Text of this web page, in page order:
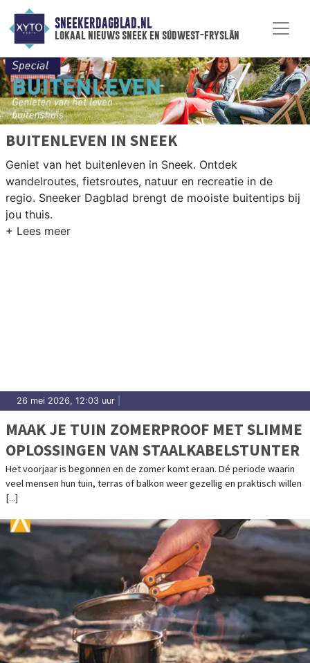
SNEEKERDAGBLAD.NL
lokaal nieuws sneek en súdwest-fryslân
BUITENLEVEN IN SNEEK
Geniet van het buitenleven in Sneek. Ontdek
wandelroutes, fietsroutes, natuur en recreatie in de
regio. Sneeker Dagblad brengt de mooiste buitentips bij
jou thuis.
26 mei 2026, 12:03 uur
MAAK JE TUIN ZOMERPROOF MET SLIMME
OPLOSSINGEN VAN STAALKABELSTUNTER
Het voorjaar is begonnen en de zomer komt eraan. Dé periode waarin
veel mensen hun tuin, terras of balkon weer gezellig en praktisch willen
[...]